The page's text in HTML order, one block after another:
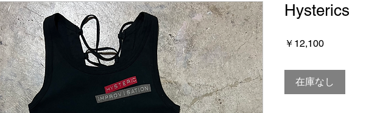
Hysterics
￥12,100価
在庫なし